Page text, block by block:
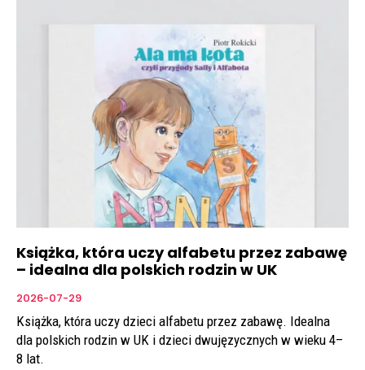
Książka, która uczy alfabetu przez zabawę
– idealna dla polskich rodzin w UK
2026-07-29
Książka, która uczy dzieci alfabetu przez zabawę. Idealna
dla polskich rodzin w UK i dzieci dwujęzycznych w wieku 4–
8 lat.